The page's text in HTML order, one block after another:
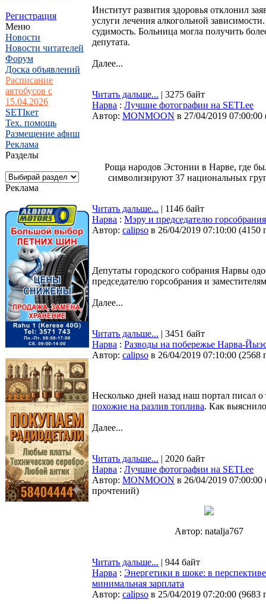
Регистрация
Меню
Новости
Новости читателей
Форум
Доска объявлений
Расписание
автобусов с
15.04.2026
SETIкет
Тех. помощь
Размещение афиш
Реклама
Разделы
Реклама
Институт развития здоровья отклонил
услуги лечения алкогольной
судимость. Больница могла получить
депутата.
Далее...
Читать дальше... | 3275 байт
Нарва : Лучшие фотографии на SETI.ee
Автор: MONMOON в 27/04/2019 07:00:00
Роща народов Эстонии в Нарве, где
символизируют 37 национальных
Читать дальше... | 1146 байт
Нарва : Мэру и председателю
Автор: calipso в 26/04/2019 07:10:00 (4150
Депутаты городского собрания Нарвы
председателю горсобрания и
Далее...
Читать дальше... | 3451 байт
Нарва : Разводы на побережье Нарва-
Автор: calipso в 26/04/2019 07:10:00 (2568
Несколько дней назад наш портал писал
похожие на разлив топлива. Как
Далее...
Читать дальше... | 2020 байт
Нарва : Лучшие фотографии на SETI.ee
Автор: MONMOON в 26/04/2019 07:00:00
прочтений)
Автор: natalja767
Читать дальше... | 944 байт
Нарва : Энергетики в шоке: в
минимальная зарплата
Автор: calipso в 25/04/2019 07:20:00 (9683